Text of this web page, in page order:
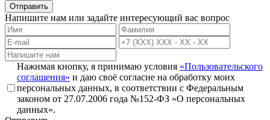
Отправить
Напишите нам или задайте интересующий вас вопрос
Нажимая кнопку, я принимаю условия «Пользовательского
соглашения» и даю своё согласие на обработку моих
персональных данных, в соответствии с Федеральным
законом от 27.07.2006 года №152-ФЗ «О персональных
данных».